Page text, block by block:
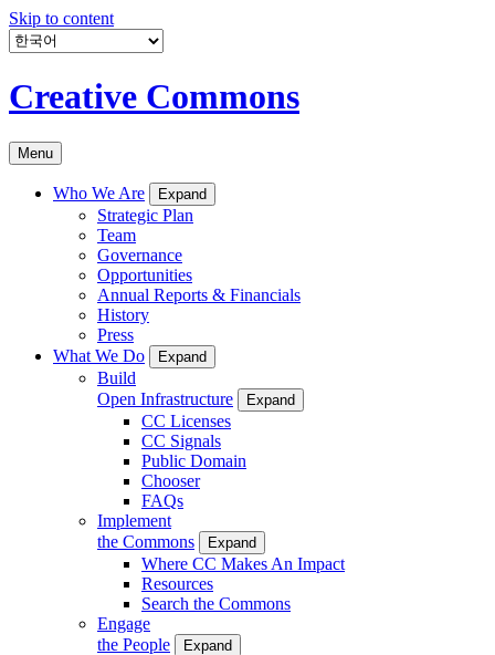
Skip to content
Creative Commons
Menu
Who We Are Expand
Strategic Plan
Team
Governance
Opportunities
Annual Reports & Financials
History
Press
What We Do
Expand
Build
Open Infrastructure
Expand
CC Licenses
CC Signals
Public Domain
Chooser
FAQs
Implement
the Commons
Expand
Where CC Makes An Impact
Resources
Search the Commons
Engage
the People
Expand